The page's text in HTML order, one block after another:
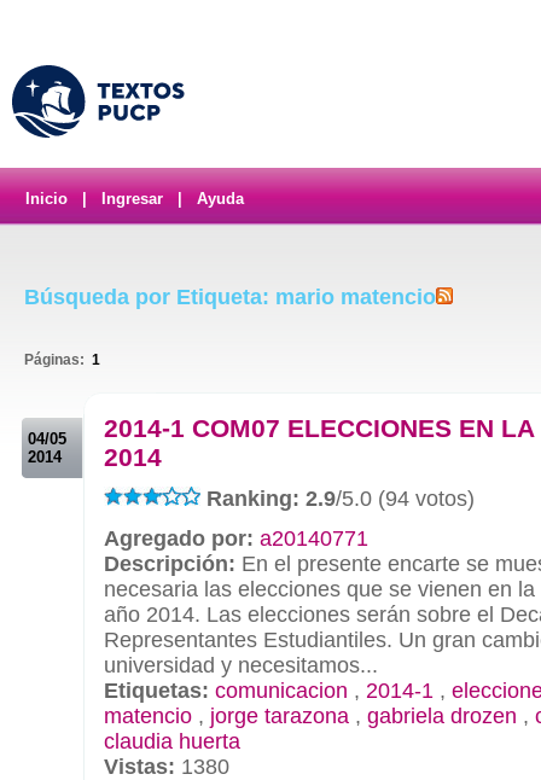
Inicio Ingresar Ayuda
Búsqueda por Etiqueta: mario matencio
Páginas: 1
04/05
2014
2014-1 COM07 ELECCIONES EN LA
2014
Ranking: 2.9/5.0 (94 votos)
Agregado por: a20140771
Descripción: En el presente encarte se
necesaria las elecciones que se vienen en
año 2014. Las elecciones serán sobre el
Representantes Estudiantiles. Un gran
universidad y necesitamos...
Etiquetas: comunicacion , 2014-1 ,
matencio , jorge tarazona , gabriela drozen ,
claudia huerta
Vistas: 1380